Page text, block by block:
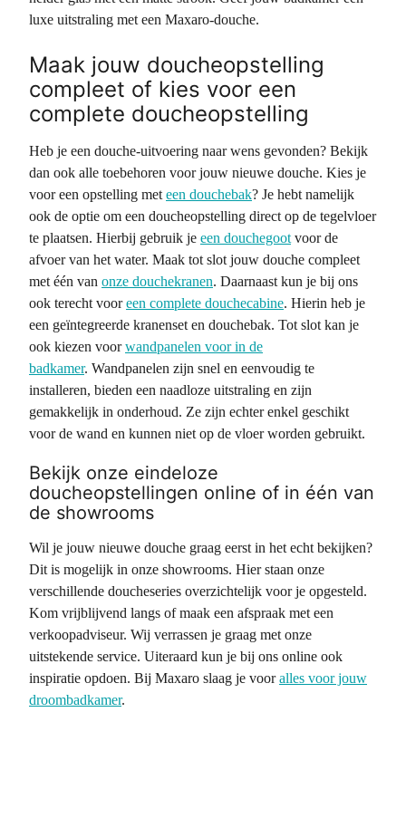
luxe uitstraling met een Maxaro-douche.
Maak jouw doucheopstelling
compleet of kies voor een
complete doucheopstelling
Heb je een douche-uitvoering naar wens gevonden? Bekijk
dan ook alle toebehoren voor jouw nieuwe douche. Kies je
voor een opstelling met een douchebak? Je hebt namelijk
ook de optie om een doucheopstelling direct op de tegelvloer
te plaatsen. Hierbij gebruik je een douchegoot voor de
afvoer van het water. Maak tot slot jouw douche compleet
met één van onze douchekranen. Daarnaast kun je bij ons
ook terecht vooreen complete douchecabine. Hierin heb je
een geïntegreerde kranenset en douchebak. Tot slot kan je
ook kiezen voorwandpanelen voor in de
badkamer. Wandpanelen zijn snel en eenvoudig te
installeren, bieden een naadloze uitstraling en zijn
gemakkelijk in onderhoud. Ze zijn echter enkel geschikt
voor de wand en kunnen niet op de vloer worden gebruikt.
Bekijk onze eindeloze
doucheopstellingen online of in één van
de showrooms
Wil je jouw nieuwe douche graag eerst in het echt bekijken?
Dit is mogelijk in onze showrooms. Hier staan onze
verschillende doucheseries overzichtelijk voor je opgesteld.
Kom vrijblijvend langs of maak een afspraak met een
verkoopadviseur. Wij verrassen je graag met onze
uitstekende service. Uiteraard kun je bij ons online ook
inspiratie opdoen. Bij Maxaro slaag je vooralles voor jouw
droombadkamer.